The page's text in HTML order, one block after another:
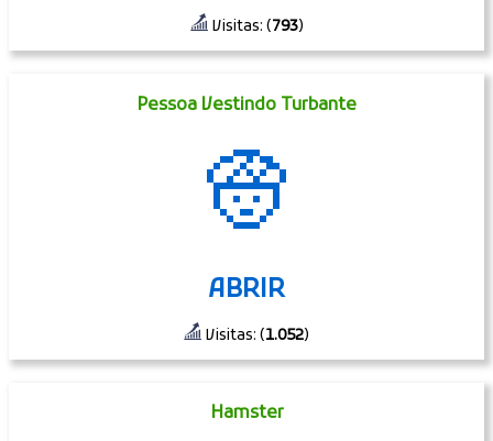
Visitas: (793)
Pessoa Vestindo Turbante
👳
ABRIR
Visitas: (1.052)
Hamster